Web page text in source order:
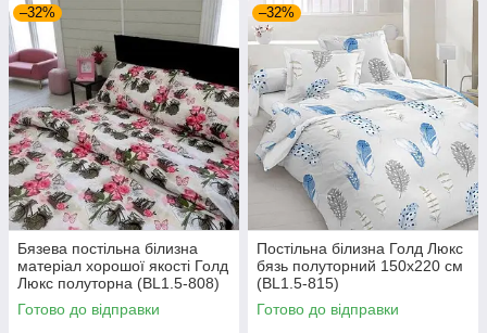
–32%
Бязева постільна білизна
матеріал хорошої якості Голд
Люкс полуторна (BL1.5-808)
Готово до відправки
–32%
Постільна білизна Голд Люкс
бязь полуторний 150х220 см
(BL1.5-815)
Готово до відправки